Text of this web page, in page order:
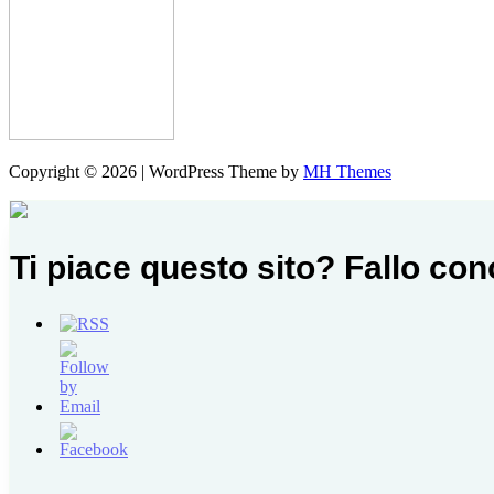
Copyright © 2026 | WordPress Theme by MH Themes
Ti piace questo sito? Fallo